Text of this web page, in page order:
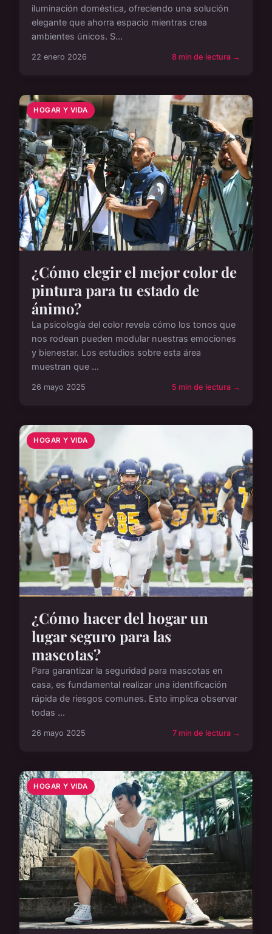
iluminación doméstica, ofreciendo una solución
elegante que ahorra espacio mientras crea
ambientes únicos. S...
22 enero 2026 8 min de lectura →
HOGAR Y VIDA
¿Cómo elegir el mejor color de
pintura para tu estado de
ánimo?
La psicología del color revela cómo los tonos que
nos rodean pueden modular nuestras emociones
y bienestar. Los estudios sobre esta área
muestran que ...
26 mayo 2025 5 min de lectura →
HOGAR Y VIDA
¿Cómo hacer del hogar un
lugar seguro para las
mascotas?
Para garantizar la seguridad para mascotas en
casa, es fundamental realizar una identificación
rápida de riesgos comunes. Esto implica observar
todas ...
26 mayo 2025 7 min de lectura →
HOGAR Y VIDA